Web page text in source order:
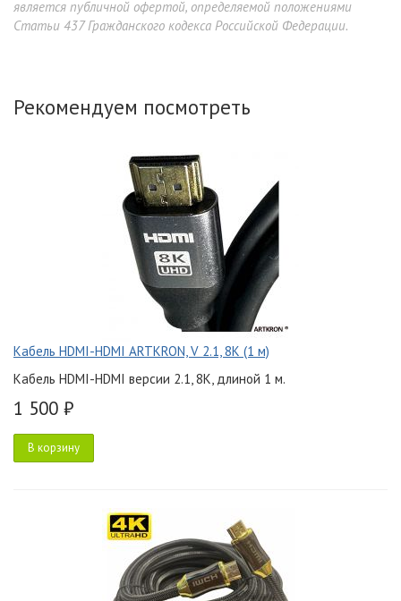
является публичной офертой, определяемой положениями
Статьи 437 Гражданского кодекса Российской Федерации.
Рекомендуем посмотреть
Кабель HDMI-HDMI ARTKRON, V 2.1, 8K (1 м)
Кабель HDMI-HDMI версии 2.1, 8K, длиной 1 м.
1 500 ₽
В корзину